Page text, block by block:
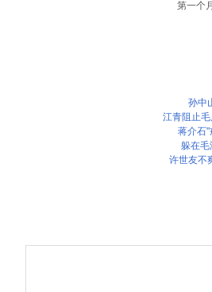
第一个月
孙中
江青阻止
蒋介石"
躲在毛
许世友不